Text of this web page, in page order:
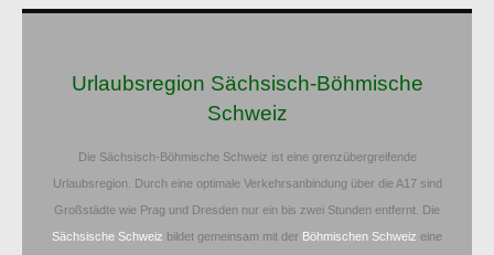
Urlaubsregion Sächsisch-Böhmische
Schweiz
Die Sächsisch-Böhmische Schweiz ist eine grenzübergreifende
Urlaubsregion. Durch eine optimale Verkehrsanbindung über die A17 sind
Großstädte wie Prag und Dresden nur ein bis zwei Stunden entfernt. Die
Sächsische Schweiz bildet gemeinsam mit der Böhmischen Schweiz eine